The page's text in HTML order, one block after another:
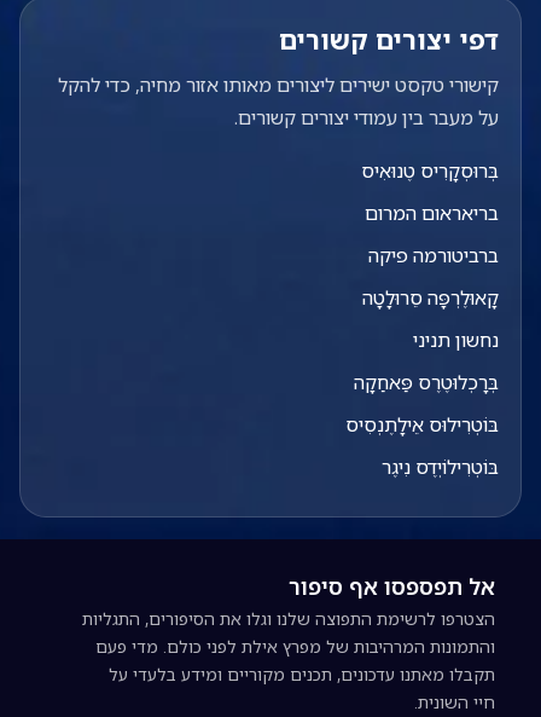
דפי יצורים קשורים
קישורי טקסט ישירים ליצורים מאותו אזור מחיה, כדי להקל
על מעבר בין עמודי יצורים קשורים.
בְּרוּסְקָרִיס טֶנוּאִיס
בריאראום המרום
ברביטורמה פיקה
קָאוּלֶרְפָּה סֵרוּלָטָה
נחשון תניני
בְּרָכְלוּטֶרֶס פַּאחַקָה
בּוֹטְרִילוּס אֵילָתֶנְסִיס
בּוֹטְרִילוֹיְדֶס נִיגֶר
אל תפספסו אף סיפור
הצטרפו לרשימת התפוצה שלנו וגלו את הסיפורים, התגליות
והתמונות המרהיבות של מפרץ אילת לפני כולם. מדי פעם
תקבלו מאתנו עדכונים, תכנים מקוריים ומידע בלעדי על
חיי השונית.